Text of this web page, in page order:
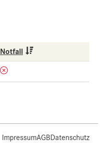
Notfall
ImpressumAGBDatenschutz